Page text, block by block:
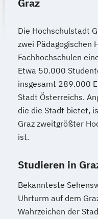
URBI Fakultät
PhD Law and
Philosophie
Economic and
Politische und
Pädagogik
Graz
Die Hochschulstadt
zwei Pädagogischen
Fachhochschulen
Etwa 50.000
insgesamt 289.000
Stadt Österreichs.
die die Stadt bietet,
Graz zweitgrößter
ist.
Studieren in
Bekannteste
Uhrturm auf dem
Wahrzeichen der